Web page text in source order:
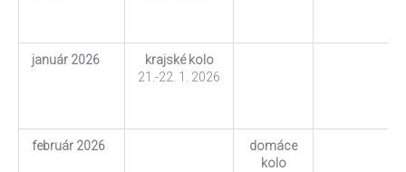
január 2026
krajské kolo
21.-22. 1. 2026
február 2026
domáce
kolo